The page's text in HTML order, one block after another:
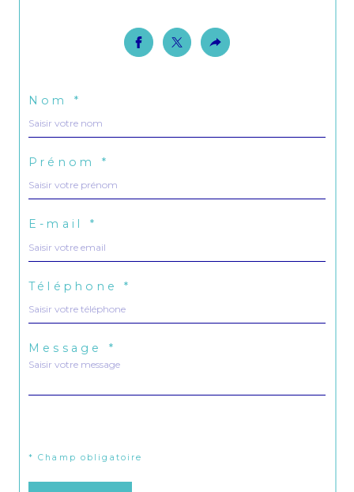
Nom *
Prénom *
E-mail *
Téléphone *
Message *
* Champ obligatoire